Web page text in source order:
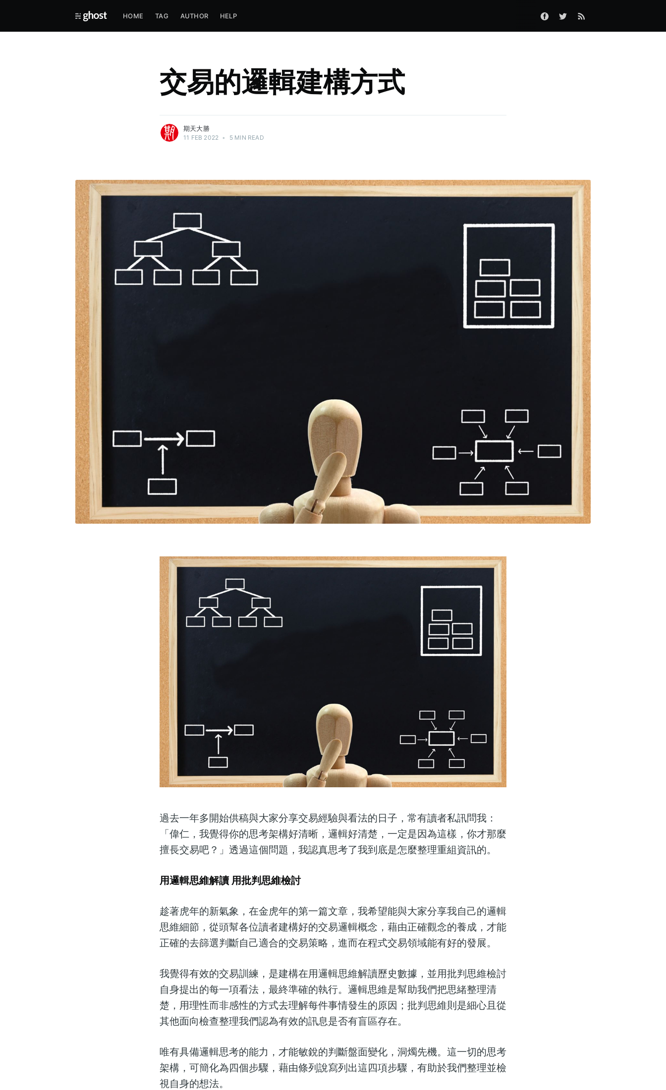
HOME TAG AUTHOR HELP
交易的邏輯建構方式
期天大勝
11 FEB 2022 • 5 MIN READ
過去一年多開始供稿與大家分享交易經驗與看法的日子，常有讀者私訊問我：
「偉仁，我覺得你的思考架構好清晰，邏輯好清楚，一定是因為這樣，你才那麼
擅長交易吧？」透過這個問題，我認真思考了我到底是怎麼整理重組資訊的。
用邏輯思維解讀 用批判思維檢討
趁著虎年的新氣象，在金虎年的第一篇文章，我希望能與大家分享我自己的邏輯
思維細節，從頭幫各位讀者建構好的交易邏輯概念，藉由正確觀念的養成，才能
正確的去篩選判斷自己適合的交易策略，進而在程式交易領域能有好的發展。
我覺得有效的交易訓練，是建構在用邏輯思維解讀歷史數據，並用批判思維檢討
自身提出的每一項看法，最終準確的執行。邏輯思維是幫助我們把思緒整理清
楚，用理性而非感性的方式去理解每件事情發生的原因；批判思維則是細心且從
其他面向檢查整理我們認為有效的訊息是否有盲區存在。
唯有具備邏輯思考的能力，才能敏銳的判斷盤面變化，洞燭先機。這一切的思考
架構，可簡化為四個步驟，藉由條列說寫列出這四項步驟，有助於我們整理並檢
視自身的想法。